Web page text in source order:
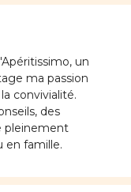
un
ma passion
convivialité.
des
pleinement
en famille.